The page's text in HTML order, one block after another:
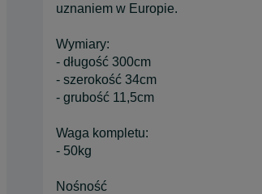
uznaniem w Europie.
Wymiary:
- długość 300cm
- szerokość 34cm
- grubość 11,5cm
Waga kompletu:
- 50kg
Nośność